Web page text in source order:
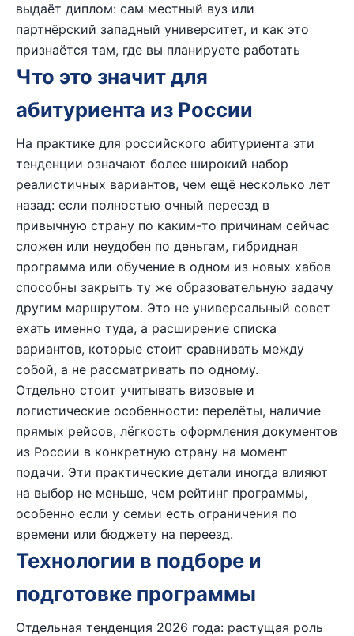
выдаёт диплом: сам местный вуз или
партнёрский западный университет, и как это
признаётся там, где вы планируете работать
Что это значит для
абитуриента из России
На практике для российского абитуриента эти
тенденции означают более широкий набор
реалистичных вариантов, чем ещё несколько лет
назад: если полностью очный переезд в
привычную страну по каким-то причинам сейчас
сложен или неудобен по деньгам, гибридная
программа или обучение в одном из новых хабов
способны закрыть ту же образовательную задачу
другим маршрутом. Это не универсальный совет
ехать именно туда, а расширение списка
вариантов, которые стоит сравнивать между
собой, а не рассматривать по одному.
Отдельно стоит учитывать визовые и
логистические особенности: перелёты, наличие
прямых рейсов, лёгкость оформления документов
из России в конкретную страну на момент
подачи. Эти практические детали иногда влияют
на выбор не меньше, чем рейтинг программы,
особенно если у семьи есть ограничения по
времени или бюджету на переезд.
Технологии в подборе и
подготовке программы
Отдельная тенденция 2026 года: растущая роль